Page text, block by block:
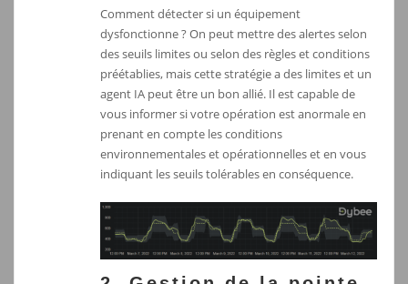
Comment détecter si un équipement
dysfonctionne ? On peut mettre des alertes selon
des seuils limites ou selon des règles et conditions
préétablies, mais cette stratégie a des limites et un
agent IA peut être un bon allié. Il est capable de
vous informer si votre opération est anormale en
prenant en compte les conditions
environnementales et opérationnelles et en vous
indiquant les seuils tolérables en conséquence.